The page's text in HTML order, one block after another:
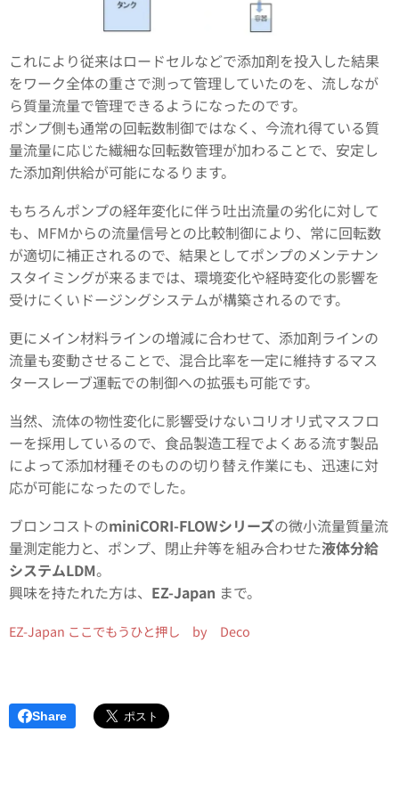
これにより従来はロードセルなどで添加剤を投入した結果
をワーク全体の重さで測って管理していたのを、流しなが
ら質量流量で管理できるようになったのです。
ポンプ側も通常の回転数制御ではなく、今流れ得ている質
量流量に応じた繊細な回転数管理が加わることで、安定し
た添加剤供給が可能になるります。
もちろんポンプの経年変化に伴う吐出流量の劣化に対して
も、MFMからの流量信号との比較制御により、常に回転数
が適切に補正されるので、結果としてポンプのメンテナン
スタイミングが来るまでは、環境変化や経時変化の影響を
受けにくいドージングシステムが構築されるのです。
更にメイン材料ラインの増減に合わせて、添加剤ラインの
流量も変動させることで、混合比率を一定に維持するマス
タースレーブ運転での制御への拡張も可能です。
当然、流体の物性変化に影響受けないコリオリ式マスフロ
ーを採用しているので、食品製造工程でよくある流す製品
によって添加材種そのものの切り替え作業にも、迅速に対
応が可能になったのでした。
ブロンコストのminiCORI-FLOWシリーズの微小流量質量流
量測定能力と、ポンプ、閉止弁等を組み合わせた液体分給
システムLDM。
興味を持たれた方は、 EZ-Japan まで。
EZ-Japan ここでもうひと押し by Deco
Share